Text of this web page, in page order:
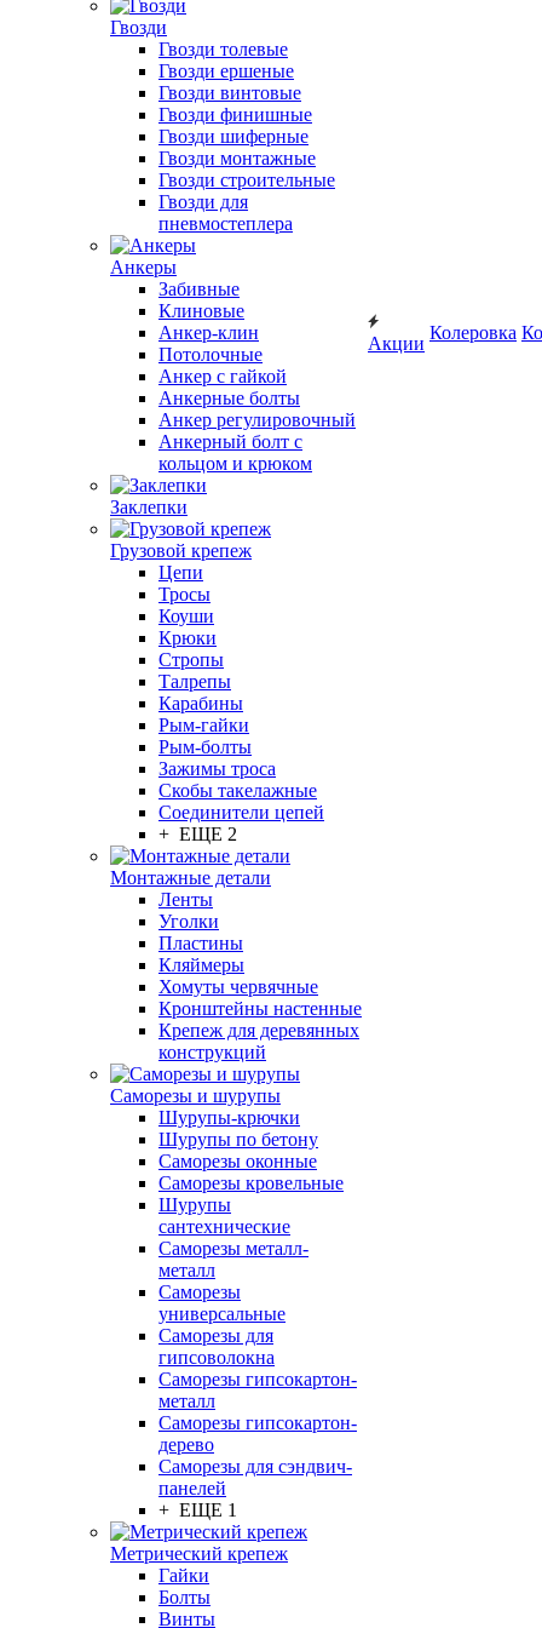
Гвозди
Гвозди толевые
Гвозди ершеные
Гвозди винтовые
Гвозди финишные
Гвозди шиферные
Гвозди монтажные
Гвозди строительные
Гвозди для
пневмостеплера
Анкеры
Забивные
Клиновые
Анкер-клин
Потолочные
Анкер с гайкой
Анкерные болты
Анкер регулировочный
Анкерный болт с
кольцом и крюком
Заклепки
Грузовой крепеж
Цепи
Тросы
Коуши
Крюки
Стропы
Талрепы
Карабины
Рым-гайки
Рым-болты
Зажимы троса
Скобы такелажные
Соединители цепей
+ ЕЩЕ 2
Монтажные детали
Ленты
Уголки
Пластины
Кляймеры
Хомуты червячные
Кронштейны настенные
Крепеж для деревянных
конструкций
Саморезы и шурупы
Шурупы-крючки
Шурупы по бетону
Саморезы оконные
Саморезы кровельные
Шурупы
сантехнические
Саморезы металл-
металл
Саморезы
универсальные
Саморезы для
гипсоволокна
Саморезы гипсокартон-
металл
Саморезы гипсокартон-
дерево
Саморезы для сэндвич-
панелей
+ ЕЩЕ 1
Метрический крепеж
Гайки
Болты
Винты
Акции
Колеровка